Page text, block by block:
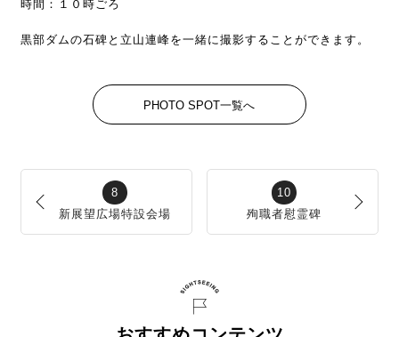
時間：１０時ごろ
黒部ダムの石碑と立山連峰を一緒に撮影することができます。
PHOTO SPOT一覧へ
8
新展望広場特設会場
10
殉職者慰霊碑